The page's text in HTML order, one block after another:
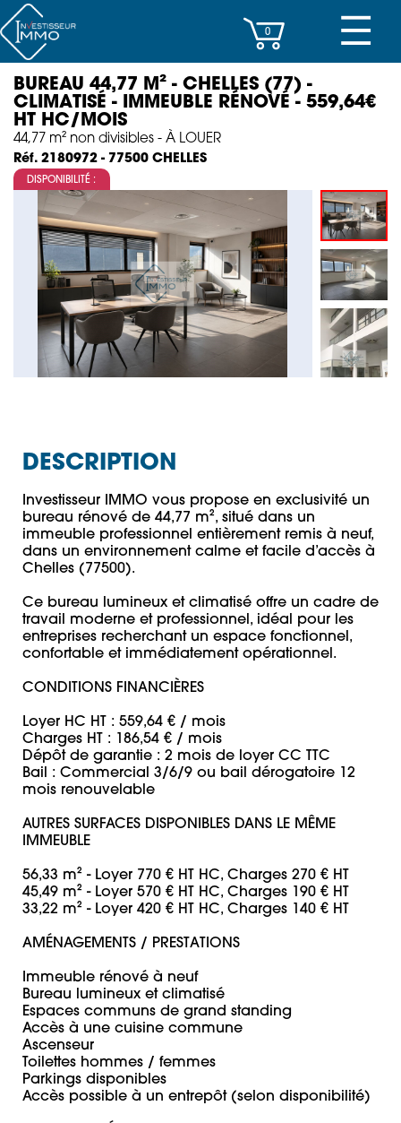
CENTRES D’AFFAIRES
IMMEUBLES DE RAPPORT
PROGRAMMES NEUFS
INVESTISSEMENT
SOCIÉTÉ
ACTUALITÉS
CONTACT
☰
0
BUREAU 44,77 M² - CHELLES (77) -
CLIMATISÉ - IMMEUBLE RÉNOVÉ - 559,64€
HT HC/MOIS
44,77 m² non divisibles - À LOUER
Réf. 2180972 - 77500 CHELLES
DISPONIBILITÉ :
DESCRIPTION
Investisseur IMMO vous propose en exclusivité un
bureau rénové de 44,77 m², situé dans un
immeuble professionnel entièrement remis à neuf,
dans un environnement calme et facile d’accès à
Chelles (77500).
Ce bureau lumineux et climatisé offre un cadre de
travail moderne et professionnel, idéal pour les
entreprises recherchant un espace fonctionnel,
confortable et immédiatement opérationnel.
CONDITIONS FINANCIÈRES
Loyer HC HT : 559,64 € / mois
Charges HT : 186,54 € / mois
Dépôt de garantie : 2 mois de loyer CC TTC
Bail : Commercial 3/6/9 ou bail dérogatoire 12
mois renouvelable
AUTRES SURFACES DISPONIBLES DANS LE MÊME
IMMEUBLE
56,33 m² - Loyer 770 € HT HC, Charges 270 € HT
45,49 m² - Loyer 570 € HT HC, Charges 190 € HT
33,22 m² - Loyer 420 € HT HC, Charges 140 € HT
AMÉNAGEMENTS / PRESTATIONS
Immeuble rénové à neuf
Bureau lumineux et climatisé
Espaces communs de grand standing
Accès à une cuisine commune
Ascenseur
Toilettes hommes / femmes
Parkings disponibles
Accès possible à un entrepôt (selon disponibilité)